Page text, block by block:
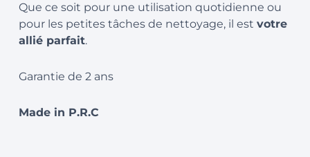
Que ce soit pour une utilisation quotidienne ou
pour les petites tâches de nettoyage, il est votre
allié parfait.
Garantie de 2 ans
Made in P.R.C